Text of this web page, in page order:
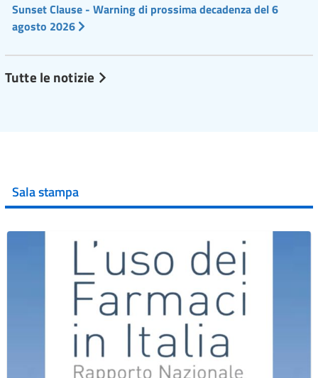
Sunset Clause - Warning di prossima decadenza del 6
agosto 2026
Tutte le notizie
Sala stampa